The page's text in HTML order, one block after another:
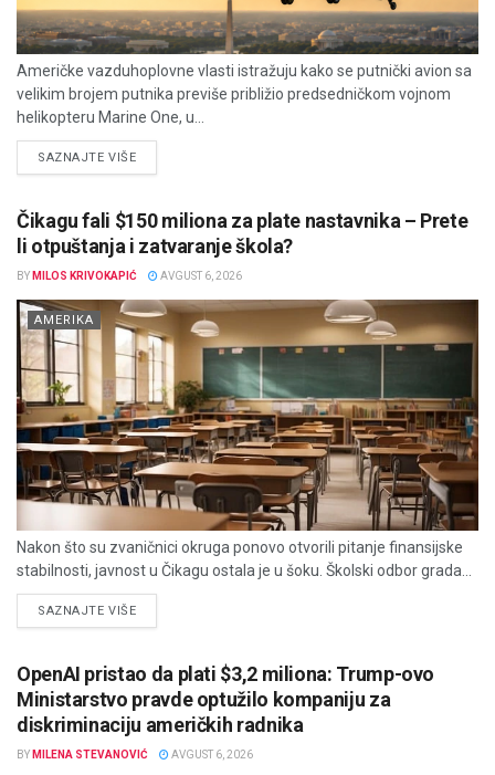
Američke vazduhoplovne vlasti istražuju kako se putnički avion sa
velikim brojem putnika previše približio predsedničkom vojnom
helikopteru Marine One, u...
SAZNAJTE VIŠEDETAILS
Čikagu fali $150 miliona za plate nastavnika – Prete
li otpuštanja i zatvaranje škola?
BY MILOS KRIVOKAPIĆ AVGUST 6, 2026
AMERIKA
Nakon što su zvaničnici okruga ponovo otvorili pitanje finansijske
stabilnosti, javnost u Čikagu ostala je u šoku. Školski odbor grada...
SAZNAJTE VIŠEDETAILS
OpenAI pristao da plati $3,2 miliona: Trump-ovo
Ministarstvo pravde optužilo kompaniju za
diskriminaciju američkih radnika
BY MILENA STEVANOVIĆ AVGUST 6, 2026